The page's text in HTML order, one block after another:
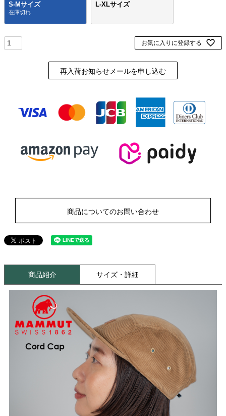
S-Mサイズ L-XLサイズ
お気に入りに登録する
再入荷お知らせメールを申し込む
商品についてのお問い合わせ
商品紹介 サイズ・詳細